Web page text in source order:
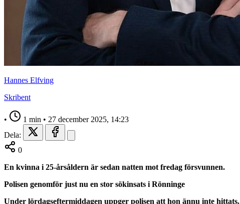
Hannes Elfving
Skribent
• 1 min • 27 december 2025, 14:23
Dela:
0
En kvinna i 25-årsåldern är sedan natten mot fredag försvunnen.
Polisen genomför just nu en stor sökinsats i Rönninge
Under lördagseftermiddagen uppger polisen att hon ännu inte hittats.